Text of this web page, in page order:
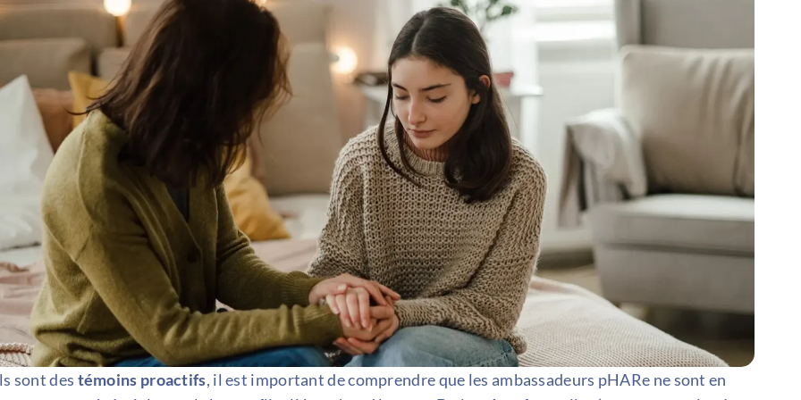
sont des témoins proactifs, il est important de comprendre que les ambassadeurs pHARe ne sont en